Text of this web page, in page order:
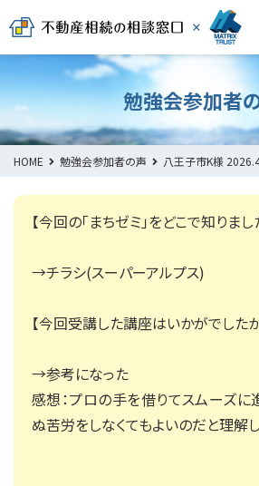
勉強会参加者
HOME 勉強会参加者の声 八王子市K様
【今回の「まちゼミ」をどこで知りまし
→チラシ(スーパーアルプス)
【今回受講した講座はいかがでしたか
→参考になった
感想：プロの手を借りてスムーズに
ぬ苦労をしなくてもよいのだと理解し